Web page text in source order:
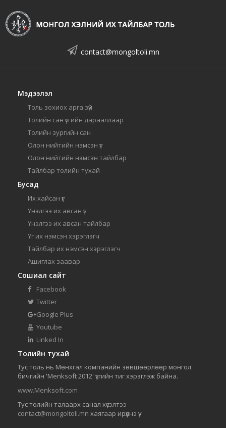
contact@mongoltoli.mn
Мэдээлэл
Толь зохиох арга зүй
Толийн сан үсгийн дарааллаар
Толийн зургийн сан
Олон нийтийн нэмсэн үг
Олон нийтийн нэмсэн тайлбар
Тайлбар толийн тухай
Бусад
Их хайсан үг
Үнэлгээ их авсан үг
Үнэлгээ их авсан тайлбар
Үг их нэмсэн хэрэглэгч
Тайлбар их нэмсэн хэрэглэгч
Ашиглах заавар
Сошиал сайт
Facebook
Twitter
Google Plus
Youtube
Linked In
Толийн тухай
Тус толь нь Мөнхгал компанийн зөвшөөрлөөр монгол
бичгийн 'Menksoft 2012' үсгийн тиг хэрэглэж байна.
www.Menksoft.com
Тус толийн талаарх санал хүсэлтээ
contact@mongoltoli.mn хаягаар ирүүлнэ үү.